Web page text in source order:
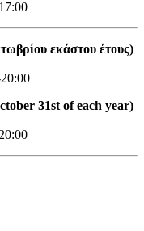
εκάστου έτους)
31st of each year)